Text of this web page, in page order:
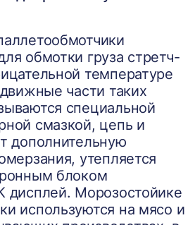
обмотки груза стретч-
температуре
части таких
специальной
смазкой, цепь и
дополнительную
утепляется
блоком
дисплей. Морозостойике
используются на мясо и